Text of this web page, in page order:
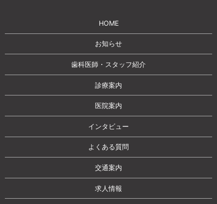
HOME
お知らせ
歯科医師・スタッフ紹介
診療案内
医院案内
インタビュー
よくある質問
交通案内
求人情報